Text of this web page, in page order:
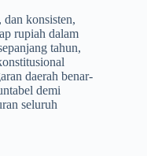
konsisten,
rupiah dalam
tahun,
daerah benar-
demi
seluruh